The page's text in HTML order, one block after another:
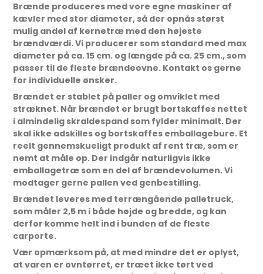
Brænde produceres med vore egne maskiner af
kævler med stor diameter, så der opnås størst
mulig andel af kernetræ med den højeste
brændværdi. Vi producerer som standard med max
diameter på ca. 15 cm. og længde på ca. 25 cm., som
passer til de fleste brændeovne. Kontakt os gerne
for individuelle ønsker.
Brændet er stablet på paller og omviklet med
stræknet. Når brændet er brugt bortskaffes nettet
i almindelig skraldespand som fylder minimalt. Der
skal ikke adskilles og bortskaffes emballagebure. Et
reelt gennemskueligt produkt af rent træ, som er
nemt at måle op. Der indgår naturligvis ikke
emballagetræ som en del af brændevolumen. Vi
modtager gerne pallen ved genbestilling.
Brændet leveres med terrængående palletruck,
som måler 2,5 m i både højde og bredde, og kan
derfor komme helt ind i bunden af de fleste
carporte.
Vær opmærksom på, at med mindre det er oplyst,
at varen er ovntørret, er træet ikke tørt ved